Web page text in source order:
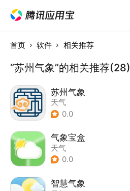
首页 软件 相关推荐
“苏州气象”的相关推荐(28)
苏州气象
天气
0.0
气象宝盒
天气
0.0
智慧气象